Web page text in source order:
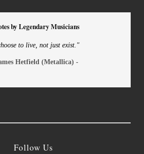
by Legendary Musicians
to live, not just exist."
Hetfield (Metallica) -
Follow Us